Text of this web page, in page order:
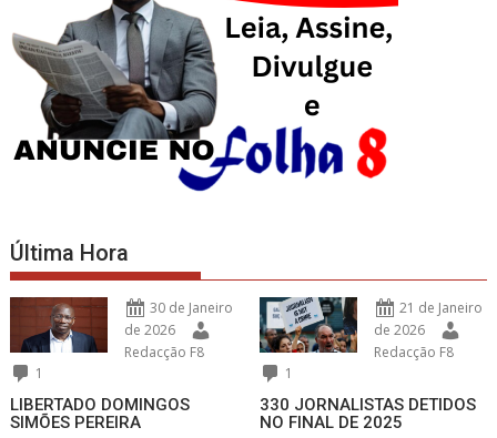
Última Hora
30 de Janeiro
de 2026
Redacção F8
1
LIBERTADO DOMINGOS
SIMÕES PEREIRA
21 de Janeiro
de 2026
Redacção F8
1
330 JORNALISTAS DETIDOS
NO FINAL DE 2025